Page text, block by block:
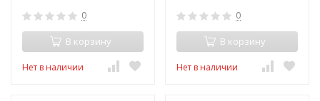
0
В корзину
Нет в наличии
0
В корзину
Нет в наличии